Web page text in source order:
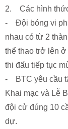
2. Các hình
- Đội bóng vi
nhau có từ 2
thể thao trở lên
thi đấu tiếp tục
- BTC yêu cầu
Khai mạc và Lễ
đội cử đúng 10
dự.